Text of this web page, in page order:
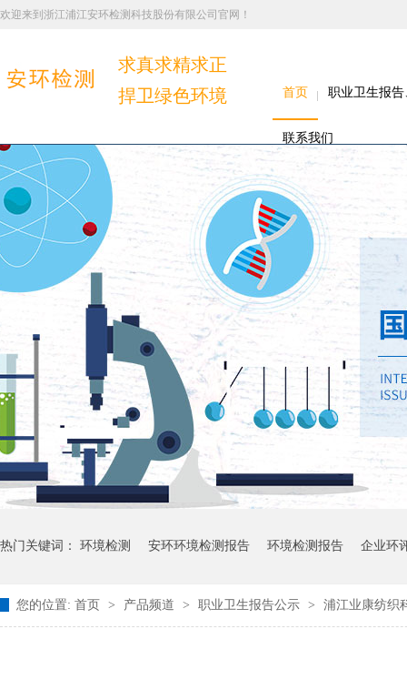
欢迎来到浙江浦江安环检测科技股份有限公司官网！
求真求精求正
捍卫绿色环境
首页 职业卫生报
联系我们
热门关键词： 环境检测 安环环境检测报告 环境检测报告 企业环
您的位置: 首页 > 产品频道 > 职业卫生报告公示 > 浦江业康纺织